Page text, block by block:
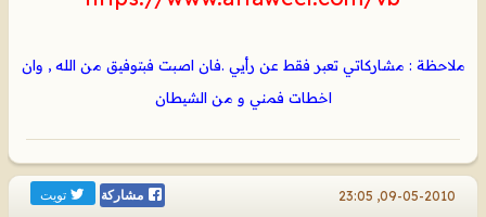
ملاحظة : مشاركاتي تعبر فقط عن رأيي .فان اصبت فبتوفيق من الله , وان
اخطات فمني و من الشيطان
09-05-2010, 23:05 مشاركة تويت